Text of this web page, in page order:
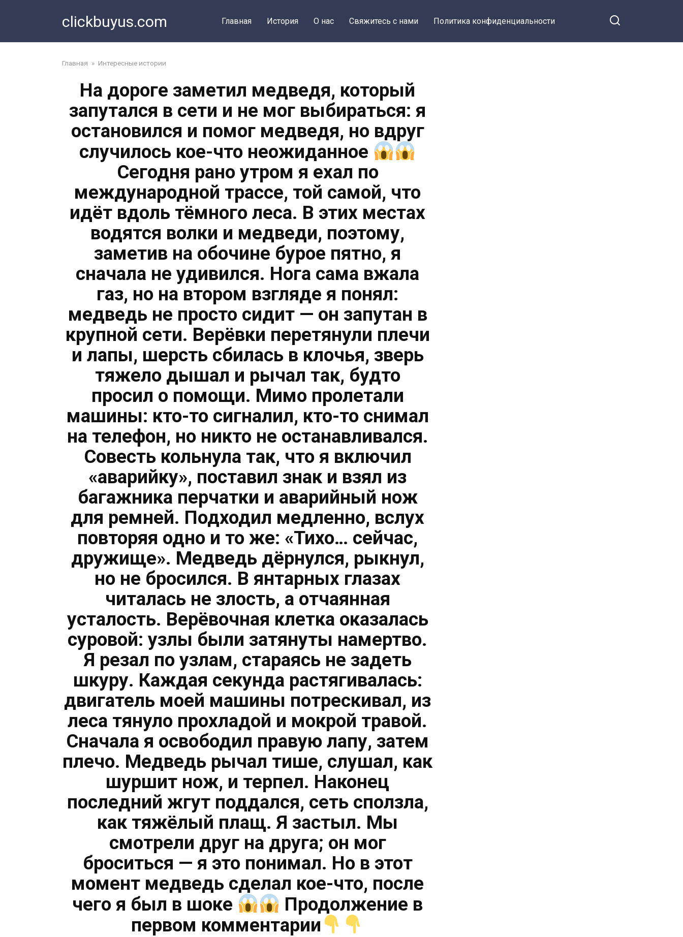
clickbuyus.com Главная История О нас Свяжитесь с нами Политика конфиденциальности
Главная » Интересные истории
На дороге заметил медведя, который
запутался в сети и не мог выбираться: я
остановился и помог медведя, но вдруг
случилось кое-что неожиданное
Сегодня рано утром я ехал по
международной трассе, той самой, что
идёт вдоль тёмного леса. В этих местах
водятся волки и медведи, поэтому,
заметив на обочине бурое пятно, я
сначала не удивился. Нога сама вжала
газ, но на втором взгляде я понял:
медведь не просто сидит — он запутан в
крупной сети. Верёвки перетянули плечи
и лапы, шерсть сбилась в клочья, зверь
тяжело дышал и рычал так, будто
просил о помощи. Мимо пролетали
машины: кто-то сигналил, кто-то снимал
на телефон, но никто не останавливался.
Совесть кольнула так, что я включил
«аварийку», поставил знак и взял из
багажника перчатки и аварийный нож
для ремней. Подходил медленно, вслух
повторяя одно и то же: «Тихо… сейчас,
дружище». Медведь дёрнулся, рыкнул,
но не бросился. В янтарных глазах
читалась не злость, а отчаянная
усталость. Верёвочная клетка оказалась
суровой: узлы были затянуты намертво.
Я резал по узлам, стараясь не задеть
шкуру. Каждая секунда растягивалась:
двигатель моей машины потрескивал, из
леса тянуло прохладой и мокрой травой.
Сначала я освободил правую лапу, затем
плечо. Медведь рычал тише, слушал, как
шуршит нож, и терпел. Наконец
последний жгут поддался, сеть сползла,
как тяжёлый плащ. Я застыл. Мы
смотрели друг на друга; он мог
броситься — я это понимал. Но в этот
момент медведь сделал кое-что, после
чего я был в шоке
Продолжение в
первом комментарии